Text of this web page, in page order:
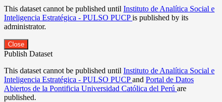
This dataset cannot be published until Instituto de Analítica Social e
Inteligencia Estratégica - PULSO PUCPis published by its
administrator.
Close
Publish Dataset
This dataset cannot be published until Instituto de Analítica Social e
Inteligencia Estratégica - PULSO PUCPand Portal de Datos
Abiertos de la Pontificia Universidad Católica del Perú are
published.